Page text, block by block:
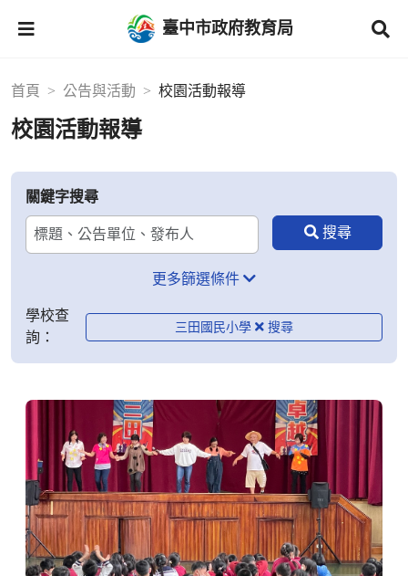
臺中市政府教育局
首頁 公告與活動 校園活動報導
校園活動報導
關鍵字搜尋
更多篩選條件
學校查
詢：
三田國民小學